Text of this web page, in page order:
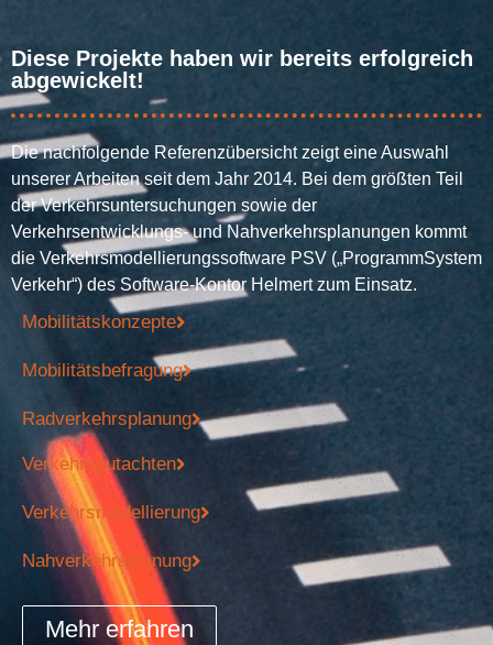
Diese Projekte haben wir bereits erfolgreich
abgewickelt!
Die nachfolgende Referenzübersicht zeigt eine Auswahl
unserer Ar­beiten seit dem Jahr 2014. Bei dem größten Teil
der Verkehrs­unter­suchungen sowie der
Verkehrsentwicklungs- und Nahverkehrs­pla­nun­gen kommt
die Verkehrsmodellierungssoftware PSV („ProgrammSystem
Verkehr“) des Software-Kontor Helmertzum Ein­satz.
Mobilitätskonzepte
Mobilitätsbefragung
Radverkehrsplanung
Verkehrsgutachten
Verkehrsmodellierung
Nahverkehrsplanung
Mehr erfahren